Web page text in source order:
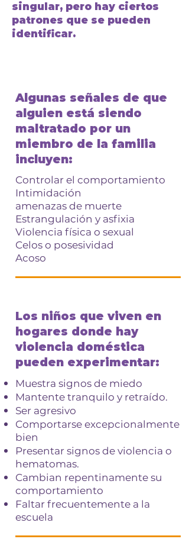
singular, pero hay ciertos
patrones que se pueden
identificar.
Algunas señales de que
alguien está siendo
maltratado por un
miembro de la familia
incluyen:
Controlar el comportamiento
Intimidación
amenazas de muerte
Estrangulación y asfixia
Violencia física o sexual
Celos o posesividad
Acoso
Los niños que viven en
hogares donde hay
violencia doméstica
pueden experimentar:
Muestra signos de miedo
Mantente tranquilo y retraído.
Ser agresivo
Comportarse excepcionalmente
bien
Presentar signos de violencia o
hematomas.
Cambian repentinamente su
comportamiento
Faltar frecuentemente a la
escuela